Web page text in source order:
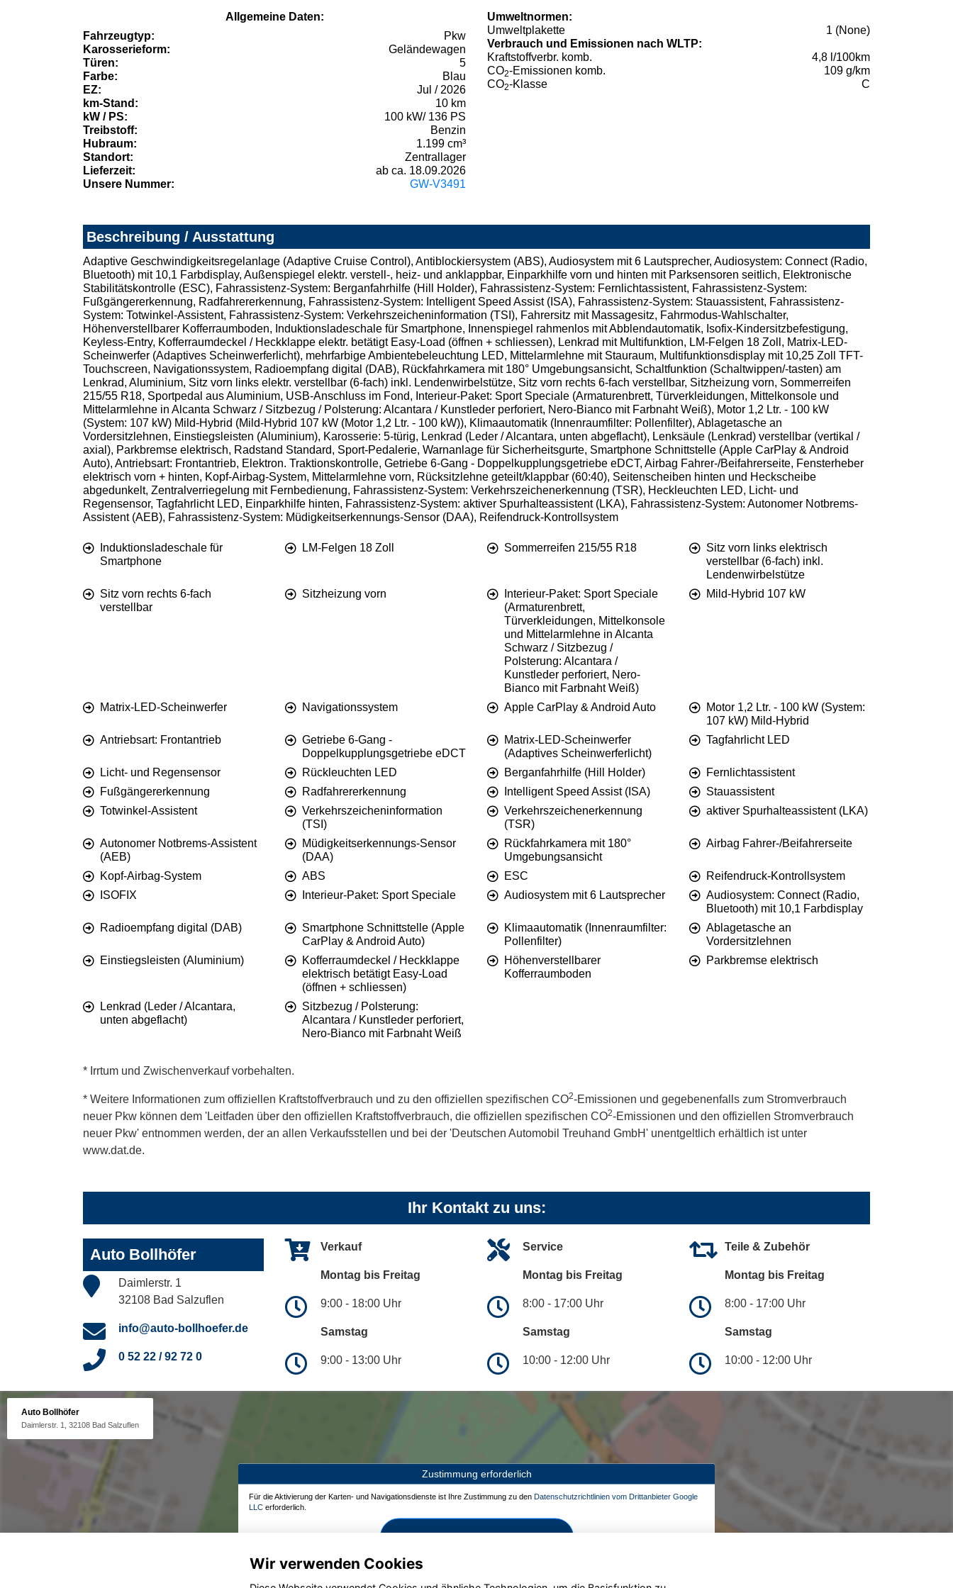
Allgemeine Daten:
Fahrzeugtyp:
Pkw
Karosserieform:
Geländewagen
Türen:
5
Farbe:
Blau
EZ:
Jul / 2026
km-Stand:
10 km
kW / PS:
100 kW/ 136 PS
Treibstoff:
Benzin
Hubraum:
1.199 cm³
Standort:
Zentrallager
Lieferzeit:
ab ca. 18.09.2026
Unsere Nummer:
GW-V3491
Umweltnormen:
Umweltplakette
1 (None)
Verbrauch und Emissionen nach WLTP:
Kraftstoffverbr. komb.
4,8 l/100km
CO2-Emissionen komb.
109 g/km
CO2-Klasse C
Beschreibung / Ausstattung
Adaptive Geschwindigkeitsregelanlage (Adaptive Cruise Control), Antiblockiersystem (ABS), Audiosystem mit 6 Lautsprecher, Audiosystem: Connect (Radio,
Bluetooth) mit 10,1 Farbdisplay, Außenspiegel elektr. verstell-, heiz- und anklappbar, Einparkhilfe vorn und hinten mit Parksensoren seitlich, Elektronische
Stabilitätskontrolle (ESC), Fahrassistenz-System: Berganfahrhilfe (Hill Holder), Fahrassistenz-System: Fernlichtassistent, Fahrassistenz-System:
Fußgängererkennung, Radfahrererkennung, Fahrassistenz-System: Intelligent Speed Assist (ISA), Fahrassistenz-System: Stauassistent, Fahrassistenz-
System: Totwinkel-Assistent, Fahrassistenz-System: Verkehrszeicheninformation (TSI), Fahrersitz mit Massagesitz, Fahrmodus-Wahlschalter,
Höhenverstellbarer Kofferraumboden, Induktionsladeschale für Smartphone, Innenspiegel rahmenlos mit Abblendautomatik, Isofix-Kindersitzbefestigung,
Keyless-Entry, Kofferraumdeckel / Heckklappe elektr. betätigt Easy-Load (öffnen + schliessen), Lenkrad mit Multifunktion, LM-Felgen 18 Zoll, Matrix-LED-
Scheinwerfer (Adaptives Scheinwerferlicht), mehrfarbige Ambientebeleuchtung LED, Mittelarmlehne mit Stauraum, Multifunktionsdisplay mit 10,25 Zoll TFT-
Touchscreen, Navigationssystem, Radioempfang digital (DAB), Rückfahrkamera mit 180° Umgebungsansicht, Schaltfunktion (Schaltwippen/-tasten) am
Lenkrad, Aluminium, Sitz vorn links elektr. verstellbar (6-fach) inkl. Lendenwirbelstütze, Sitz vorn rechts 6-fach verstellbar, Sitzheizung vorn, Sommerreifen
215/55 R18, Sportpedal aus Aluminium, USB-Anschluss im Fond, Interieur-Paket: Sport Speciale (Armaturenbrett, Türverkleidungen, Mittelkonsole und
Mittelarmlehne in Alcanta Schwarz / Sitzbezug / Polsterung: Alcantara / Kunstleder perforiert, Nero-Bianco mit Farbnaht Weiß), Motor 1,2 Ltr. - 100 kW
(System: 107 kW) Mild-Hybrid (Mild-Hybrid 107 kW (Motor 1,2 Ltr. - 100 kW)), Klimaautomatik (Innenraumfilter: Pollenfilter), Ablagetasche an
Vordersitzlehnen, Einstiegsleisten (Aluminium), Karosserie: 5-türig, Lenkrad (Leder / Alcantara, unten abgeflacht), Lenksäule (Lenkrad) verstellbar (vertikal /
axial), Parkbremse elektrisch, Radstand Standard, Sport-Pedalerie, Warnanlage für Sicherheitsgurte, Smartphone Schnittstelle (Apple CarPlay & Android
Auto), Antriebsart: Frontantrieb, Elektron. Traktionskontrolle, Getriebe 6-Gang - Doppelkupplungsgetriebe eDCT, Airbag Fahrer-/Beifahrerseite, Fensterheber
elektrisch vorn + hinten, Kopf-Airbag-System, Mittelarmlehne vorn, Rücksitzlehne geteilt/klappbar (60:40), Seitenscheiben hinten und Heckscheibe
abgedunkelt, Zentralverriegelung mit Fernbedienung, Fahrassistenz-System: Verkehrszeichenerkennung (TSR), Heckleuchten LED, Licht- und
Regensensor, Tagfahrlicht LED, Einparkhilfe hinten, Fahrassistenz-System: aktiver Spurhalteassistent (LKA), Fahrassistenz-System: Autonomer Notbrems-
Assistent (AEB), Fahrassistenz-System: Müdigkeitserkennungs-Sensor (DAA), Reifendruck-Kontrollsystem
Induktionsladeschale für
Smartphone
LM-Felgen 18 Zoll Sommerreifen 215/55 R18
Sitz vorn links elektrisch
verstellbar (6-fach) inkl.
Lendenwirbelstütze
Sitz vorn rechts 6-fach
verstellbar
Sitzheizung vorn
Interieur-Paket: Sport Speciale
(Armaturenbrett,
Türverkleidungen, Mittelkonsole
und Mittelarmlehne in Alcanta
Schwarz / Sitzbezug /
Polsterung: Alcantara /
Kunstleder perforiert, Nero-
Bianco mit Farbnaht Weiß)
Mild-Hybrid 107 kW
Matrix-LED-Scheinwerfer Navigationssystem Apple CarPlay & Android Auto
Motor 1,2 Ltr. - 100 kW (System:
107 kW) Mild-Hybrid
Antriebsart: Frontantrieb
Getriebe 6-Gang -
Doppelkupplungsgetriebe eDCT
Matrix-LED-Scheinwerfer
(Adaptives Scheinwerferlicht)
Tagfahrlicht LED
Licht- und Regensensor Rückleuchten LED Berganfahrhilfe (Hill Holder)
Fernlichtassistent
Fußgängererkennung
Radfahrererkennung Intelligent Speed Assist (ISA)
Stauassistent
Totwinkel-Assistent
Verkehrszeicheninformation
(TSI)
Verkehrszeichenerkennung
(TSR)
aktiver Spurhalteassistent (LKA)
Autonomer Notbrems-Assistent
(AEB)
Müdigkeitserkennungs-Sensor
(DAA)
Rückfahrkamera mit 180°
Umgebungsansicht
Airbag Fahrer-/Beifahrerseite
Kopf-Airbag-System ABS ESC
Reifendruck-Kontrollsystem
ISOFIX
Interieur-Paket: Sport Speciale Audiosystem mit 6 Lautsprecher
Audiosystem: Connect (Radio,
Bluetooth) mit 10,1 Farbdisplay
Radioempfang digital (DAB)
Smartphone Schnittstelle (Apple
CarPlay & Android Auto)
Klimaautomatik (Innenraumfilter:
Pollenfilter)
Ablagetasche an
Vordersitzlehnen
Einstiegsleisten (Aluminium)
Kofferraumdeckel / Heckklappe
elektrisch betätigt Easy-Load
(öffnen + schliessen)
Höhenverstellbarer
Kofferraumboden
Parkbremse elektrisch
Lenkrad (Leder / Alcantara,
unten abgeflacht)
Sitzbezug / Polsterung:
Alcantara / Kunstleder perforiert,
Nero-Bianco mit Farbnaht Weiß
* Irrtum und Zwischenverkauf vorbehalten.
* Weitere Informationen zum offiziellen Kraftstoffverbrauch und zu den offiziellen spezifischen CO2-Emissionen und gegebenenfalls zum Stromverbrauch
neuer Pkw können dem 'Leitfaden über den offiziellen Kraftstoffverbrauch, die offiziellen spezifischen CO2-Emissionen und den offiziellen Stromverbrauch
neuer Pkw' entnommen werden, der an allen Verkaufsstellen und bei der 'Deutschen Automobil Treuhand GmbH' unentgeltlich erhältlich ist unter
www.dat.de.
Ihr Kontakt zu uns:
Auto Bollhöfer
Daimlerstr. 1
32108 Bad Salzuflen
info@auto-bollhoefer.de
0 52 22 / 92 72 0
Verkauf
Montag bis Freitag
9:00 - 18:00 Uhr
Samstag
9:00 - 13:00 Uhr
Service
Montag bis Freitag
8:00 - 17:00 Uhr
Samstag
10:00 - 12:00 Uhr
Teile & Zubehör
Montag bis Freitag
8:00 - 17:00 Uhr
Samstag
10:00 - 12:00 Uhr
Auto Bollhöfer
Daimlerstr. 1, 32108 Bad Salzuflen
Zustimmung erforderlich
Für die Aktivierung der Karten- und Navigationsdienste ist Ihre Zustimmung zu den Datenschutzrichtlinien vom Drittanbieter Google
LLC erforderlich.
Zustimmen und aktivieren
Wir verwenden Cookies